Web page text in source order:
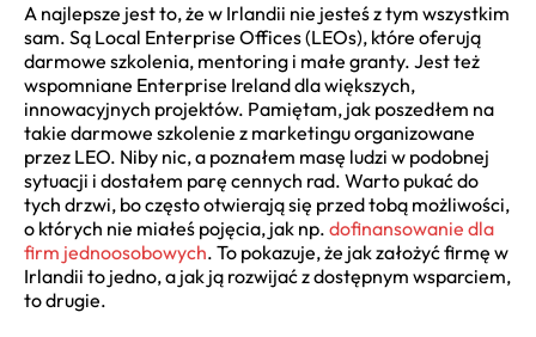
A najlepsze jest to, że w Irlandii nie jesteś z tym wszystkim
sam. Są Local Enterprise Offices (LEOs), które oferują
darmowe szkolenia, mentoring i małe granty. Jest też
wspomniane Enterprise Ireland dla większych,
innowacyjnych projektów. Pamiętam, jak poszedłem na
takie darmowe szkolenie z marketingu organizowane
przez LEO. Niby nic, a poznałem masę ludzi w podobnej
sytuacji i dostałem parę cennych rad. Warto pukać do
tych drzwi, bo często otwierają się przed tobą możliwości,
o których nie miałeś pojęcia, jak np. dofinansowanie dla
firm jednoosobowych. To pokazuje, że jak założyć firmę w
Irlandii to jedno, a jak ją rozwijać z dostępnym wsparciem,
to drugie.